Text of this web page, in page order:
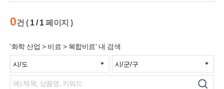
0건 ( 1 / 1페이지 )
'화학 산업 > 비료 > 복합비료' 내 검색